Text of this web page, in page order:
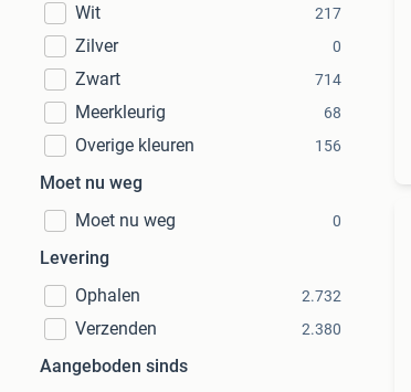
Wit 217
Zilver 0
Zwart 714
Meerkleurig 68
Overige kleuren 156
Moet nu weg
Moet nu weg
0
Levering
Ophalen
2.732
Verzenden 2.380
Aangeboden sinds